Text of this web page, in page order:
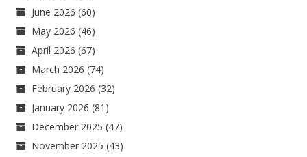
June 2026 (60)
May 2026 (46)
April 2026 (67)
March 2026 (74)
February 2026 (32)
January 2026 (81)
December 2025 (47)
November 2025 (43)